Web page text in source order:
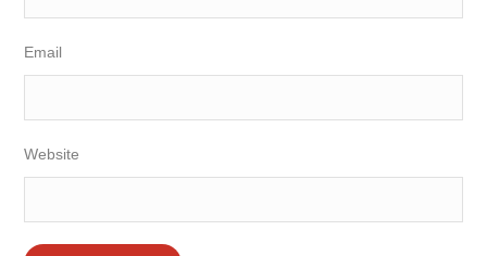
Email
Website